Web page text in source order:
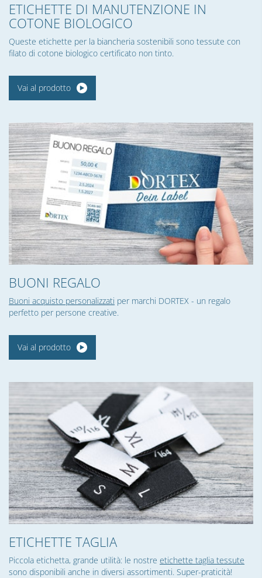
ETICHETTE DI MANUTENZIONE IN
COTONE BIOLOGICO
Queste etichette per la biancheria sostenibili sono tessute con
filato di cotone biologico certificato non tinto.
Vai al prodotto
BUONI REGALO
Buoni acquisto personalizzati per marchi DORTEX - un regalo
perfetto per persone creative.
Vai al prodotto
ETICHETTE TAGLIA
Piccola etichetta, grande utilità: le nostre etichette taglia tessute
sono disponibili anche in diversi assortimenti. Super-praticità!